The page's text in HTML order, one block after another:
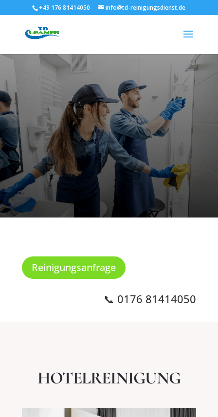
+49 176 81414050 info@td-reinigungsdienst.de
Reinigungsanfrage
📞 0176 81414050
HOTELREINIGUNG